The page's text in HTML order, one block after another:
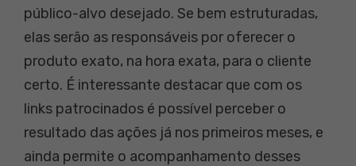
público-alvo desejado. Se bem estruturadas,
elas serão as responsáveis por oferecer o
produto exato, na hora exata, para o cliente
certo. É interessante destacar que com os
links patrocinados é possível perceber o
resultado das ações já nos primeiros meses, e
ainda permite o acompanhamento desses